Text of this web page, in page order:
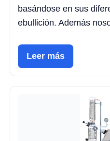
basándose en sus
ebullición. Además
Leer más